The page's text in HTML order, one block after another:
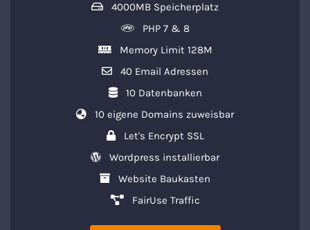
4000MB Speicherplatz
PHP 7 & 8
Memory Limit 128M
40 Email Adressen
10 Datenbanken
10 eigene Domains zuweisbar
Let's Encrypt SSL
Wordpress installierbar
Website Baukasten
FairUse Traffic